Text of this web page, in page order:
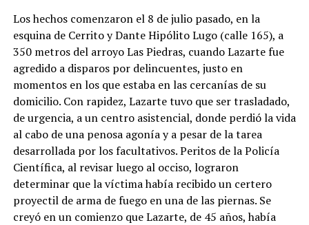
Los hechos comenzaron el 8 de julio pasado, en la
esquina de Cerrito y Dante Hipólito Lugo (calle 165), a
350 metros del arroyo Las Piedras, cuando Lazarte fue
agredido a disparos por delincuentes, justo en
momentos en los que estaba en las cercanías de su
domicilio. Con rapidez, Lazarte tuvo que ser trasladado,
de urgencia, a un centro asistencial, donde perdió la vida
al cabo de una penosa agonía y a pesar de la tarea
desarrollada por los facultativos. Peritos de la Policía
Científica, al revisar luego al occiso, lograron
determinar que la víctima había recibido un certero
proyectil de arma de fuego en una de las piernas. Se
creyó en un comienzo que Lazarte, de 45 años, había